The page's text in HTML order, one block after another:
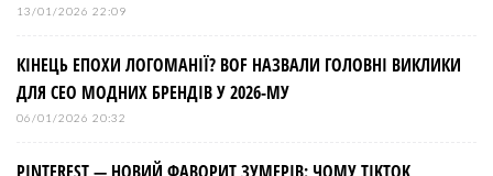
13/01/2026 22:09
КІНЕЦЬ ЕПОХИ ЛОГОМАНІЇ? BOF НАЗВАЛИ ГОЛОВНІ ВИКЛИКИ
ДЛЯ СЕО МОДНИХ БРЕНДІВ У 2026-МУ
06/01/2026 20:32